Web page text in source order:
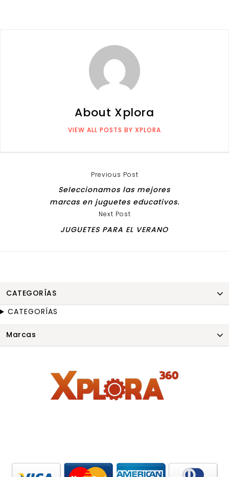
About Xplora
VIEW ALL POSTS BY XPLORA
Previous Post
Seleccionamos las mejores
marcas en juguetes educativos.
Next Post
JUGUETES PARA EL VERANO
CATEGORÍAS
CATEGORÍAS
Marcas